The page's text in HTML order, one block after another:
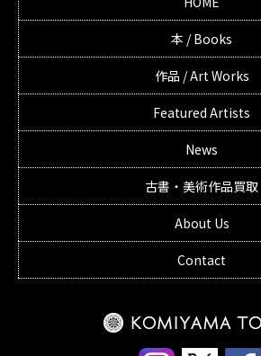
本 / Books
作品 / Art Works
Featured Artists
News
古書・美術作品買取
About Us
Contact